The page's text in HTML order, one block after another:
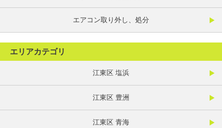
エアコン取り外し、処分
エリアカテゴリ
江東区 塩浜
江東区 豊洲
江東区 青海